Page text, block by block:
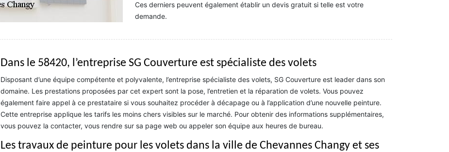
Ces derniers peuvent également établir un devis gratuit si telle est votre
demande.
Dans le 58420, l’entreprise SG Couverture est spécialiste des volets
Disposant d’une équipe compétente et polyvalente, l’entreprise spécialiste des volets, SG Couverture est leader dans son
domaine. Les prestations proposées par cet expert sont la pose, l’entretien et la réparation de volets. Vous pouvez
également faire appel à ce prestataire si vous souhaitez procéder à décapage ou à l’application d’une nouvelle peinture.
Cette entreprise applique les tarifs les moins chers visibles sur le marché. Pour obtenir des informations supplémentaires,
vous pouvez la contacter, vous rendre sur sa page web ou appeler son équipe aux heures de bureau.
Les travaux de peinture pour les volets dans la ville de Chevannes Changy et ses